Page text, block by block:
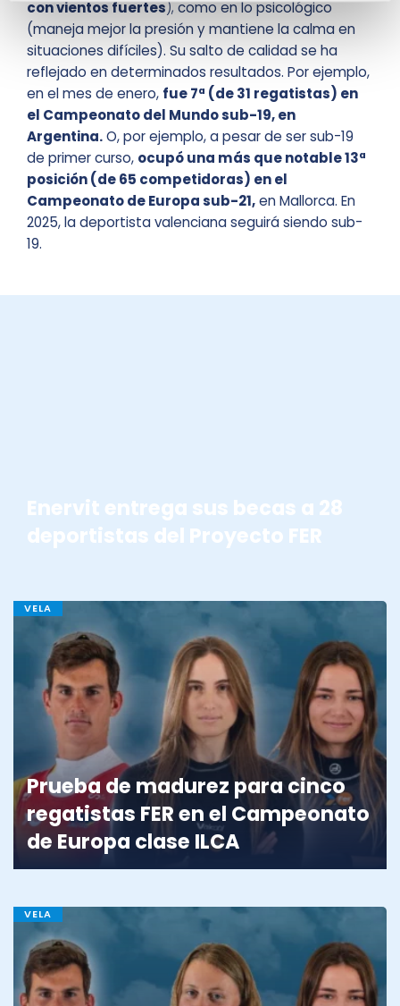
con vientos fuertes),como en lo psicológico
(maneja mejor la presión y mantiene la calma en
situaciones difíciles). Su salto de calidad se ha
reflejado en determinados resultados. Por ejemplo,
en el mes de enero, fue 7ª (de 31 regatistas) en
el Campeonato del Mundo sub-19, en
Argentina.O, por ejemplo, a pesar de ser sub-19
de primer curso, ocupó una más que notable 13ª
posición (de 65 competidoras) en el
Campeonato de Europa sub-21,en Mallorca. En
2025, la deportista valenciana seguirá siendo sub-
19.
Enervit entrega sus becas a 28
deportistas del Proyecto FER
VELA
Prueba de madurez para cinco
regatistas FER en el Campeonato
de Europa clase ILCA
VELA